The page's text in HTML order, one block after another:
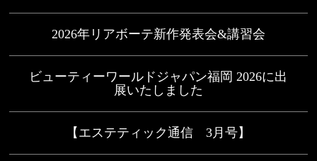
2026年リアボーテ新作発表会&講習会
ビューティーワールドジャパン福岡 2026に出
展いたしました
【エステティック通信 3月号】